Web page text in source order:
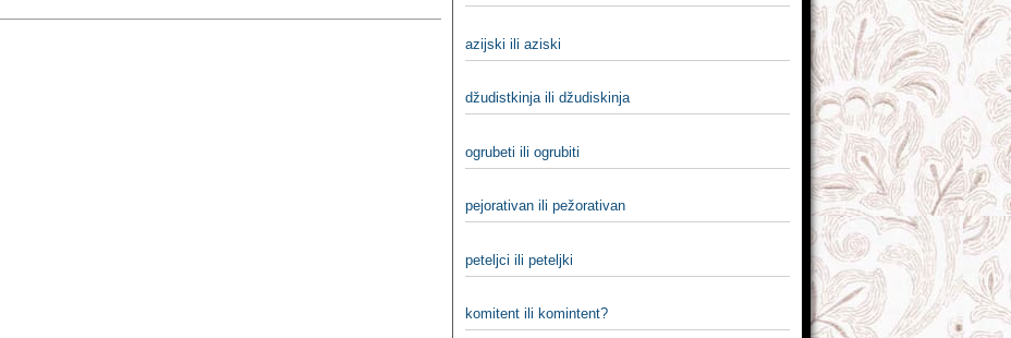
azijski ili aziski
džudistkinja ili džudiskinja
ogrubeti ili ogrubiti
pejorativan ili pežorativan
peteljci ili peteljki
komitent ili komintent?